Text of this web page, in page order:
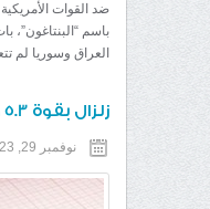
ضد القوات
باسم “البنتاغون”،
العراق وسوريا لم
زلزال بقوة 5.3 درجة يضرب عُمان
نوفمبر 29, 2023